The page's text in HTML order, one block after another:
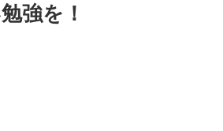
強を！